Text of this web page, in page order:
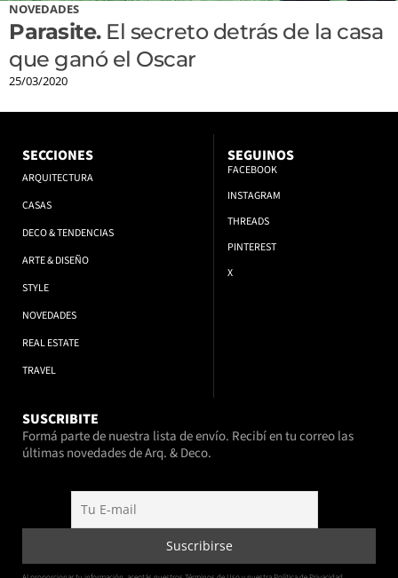
NOVEDADES
Parasite.El secreto detrás de la casa
que ganó el Oscar
25/03/2020
SECCIONES
ARQUITECTURA
CASAS
DECO & TENDENCIAS
ARTE & DISEÑO
STYLE
NOVEDADES
REAL ESTATE
TRAVEL
SEGUINOS
FACEBOOK
INSTAGRAM
THREADS
PINTEREST
X
SUSCRIBITE
Formá parte de nuestra lista de envío. Recibí en tu correo las
últimas novedades de Arq. & Deco.